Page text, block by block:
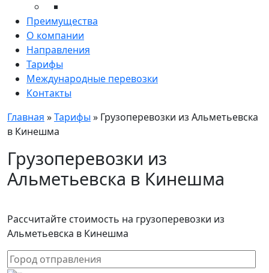
Преимущества
О компании
Направления
Тарифы
Международные перевозки
Контакты
Главная »Тарифы » Грузоперевозки из Альметьевска
в Кинешма
Грузоперевозки из
Альметьевска в Кинешма
Рассчитайте стоимость на грузоперевозки из
Альметьевска в Кинешма